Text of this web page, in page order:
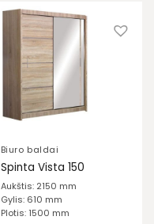
Biuro baldai
Spinta Vista 150
Aukštis: 2150 mm
Gylis: 610 mm
Plotis: 1500 mm